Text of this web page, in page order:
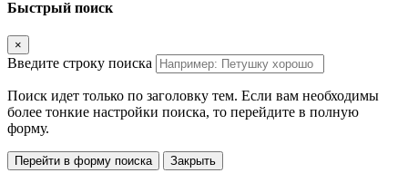
Быстрый поиск
×
Введите строку поиска
Поиск идет только по заголовку тем. Если вам необходимы
более тонкие настройки поиска, то перейдите в полную
форму.
Перейти в форму поиска Закрыть